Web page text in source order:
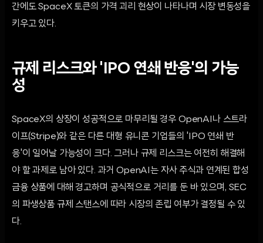
간에도 SpaceX 토큰의 가격 괴리 현상이 나타나며 시장 변동성을
키우고 있다.
규제 리스크와 'IPO 연쇄 반응'의 가능
성
SpaceX의 상장이 성공적으로 마무리될 경우 OpenAI나 스트라
이프(Stripe)와 같은 다른 대형 유니콘 기업들의 'IPO 연쇄 반
응'이 일어날 가능성이 크다. 그러나 규제 리스크는 여전히 해결해
야 할 과제로 남아 있다. 과거 OpenAI는 자사 주식과 연계된 합성
금융 상품에 대해 경고하며 공식적으로 거리를 둔 바 있으며, SEC
의 파생상품 규제 스탠스에 따라 시장의 존립 여부가 결정될 수 있
다.